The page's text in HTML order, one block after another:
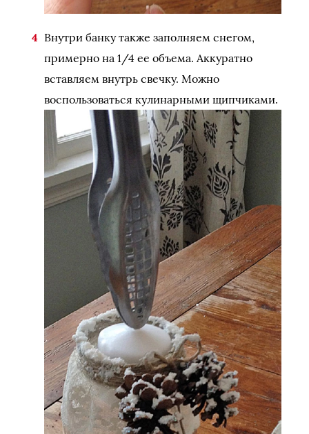
Внутри банку также заполняем снегом,
примерно на 1/4 ее объема. Аккуратно
вставляем внутрь свечку. Можно
воспользоваться кулинарными щипчиками.